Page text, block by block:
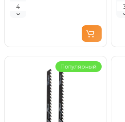
Популярный